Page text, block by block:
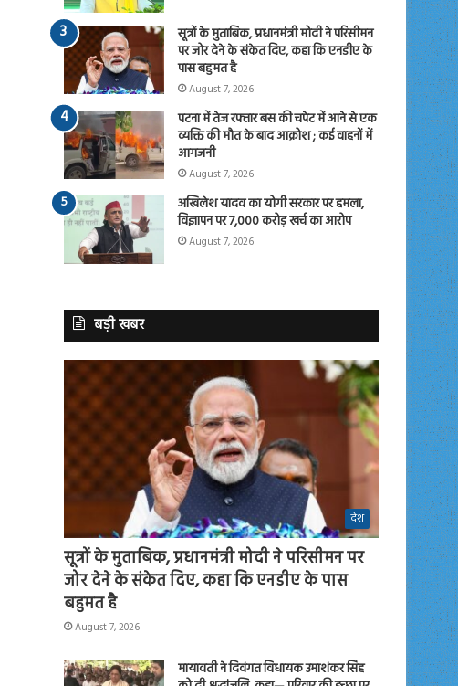
सूत्रों के मुताबिक, प्रधानमंत्री मोदी ने परिसीमन
पर जोर देने के संकेत दिए, कहा कि एनडीए के
पास बहुमत है
August 7, 2026
पटना में तेज रफ्तार बस की चपेट में आने से एक
व्यक्ति की मौत के बाद आक्रोश ; कई वाहनों में
आगजनी
August 7, 2026
अखिलेश यादव का योगी सरकार पर हमला,
विज्ञापन पर 7,000 करोड़ खर्च का आरोप
August 7, 2026
बड़ी खबर
देश
सूत्रों के मुताबिक, प्रधानमंत्री मोदी ने परिसीमन पर
जोर देने के संकेत दिए, कहा कि एनडीए के पास
बहुमत है
August 7, 2026
मायावती ने दिवंगत विधायक उमाशंकर सिंह